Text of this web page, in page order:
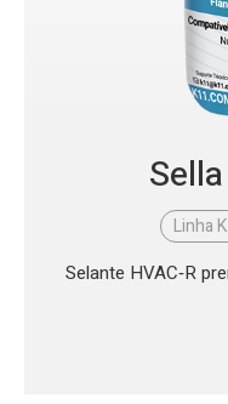
Linha
Selante HVAC‑R